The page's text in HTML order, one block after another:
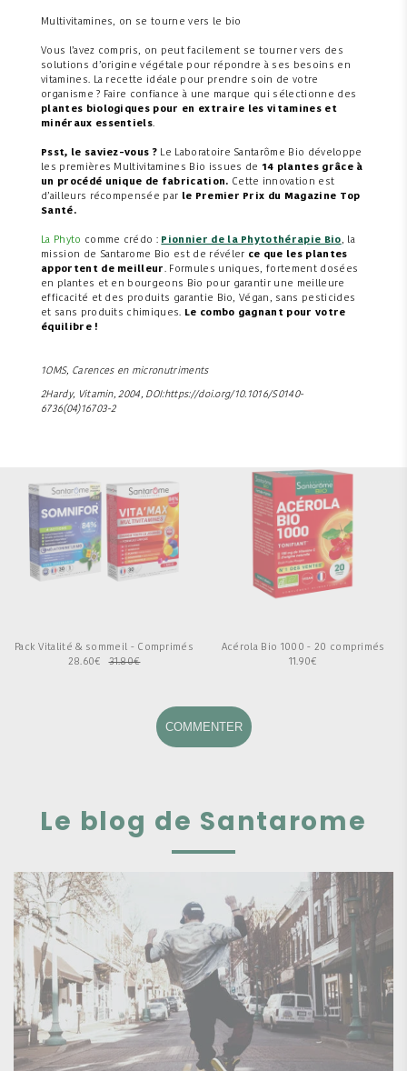
Multivitamines, on se tourne vers le bio
Vous l’avez compris, on peut facilement se tourner vers des
solutions d’origine végétale pour répondre à ses besoins en
vitamines. La recette idéale pour prendre soin de votre
organisme ? Faire confiance à une marque qui sélectionne des
plantes biologiques pour en extraire les vitamines et
minéraux essentiels.
Psst, le saviez-vous ? Le Laboratoire Santarôme Bio développe
les premières Multivitamines Bio issues de 14 plantes grâce à
un procédé unique de fabrication. Cette innovation est
d’ailleurs récompensée par le Premier Prix du Magazine Top
Santé.
La Phyto comme crédo : Pionnier de la Phytothérapie Bio, la
mission de Santarome Bio est de révéler ce que les plantes
apportent de meilleur. Formules uniques, fortement dosées
en plantes et en bourgeons Bio pour garantir une meilleure
efficacité et des produits garantie Bio, Végan, sans pesticides
et sans produits chimiques. Le combo gagnant pour votre
équilibre !
1OMS, Carences en micronutriments
2Hardy, Vitamin, 2004, DOI:https://doi.org/10.1016/S0140-
6736(04)16703-2
Pack Vitalité & sommeil - Comprimés
€
31.80
€
28.60
Acérola Bio 1000 - 20 comprimés
€
11.90
COMMENTER
Le blog de Santarome